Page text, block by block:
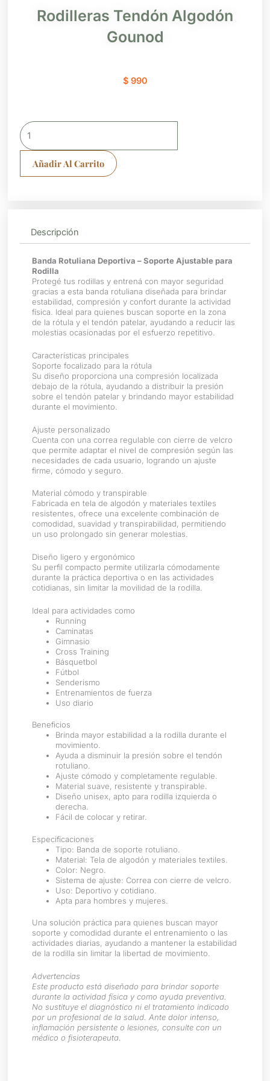
Rodilleras Tendón Algodón
Gounod
$990
Rodilleras
Tendón
Gounod
Añadir Al Carrito
Descripción
Banda Rotuliana Deportiva – Soporte Ajustable para
Rodilla
Protegé tus rodillas y entrená con mayor seguridad
gracias a esta banda rotuliana diseñada para brindar
estabilidad, compresión y confort durante la actividad
física. Ideal para quienes buscan soporte en la zona
de la rótula y el tendón patelar, ayudando a reducir las
molestias ocasionadas por el esfuerzo repetitivo.
Características principales
Soporte focalizado para la rótula
Su diseño proporciona una compresión localizada
debajo de la rótula, ayudando a distribuir la presión
sobre el tendón patelar y brindando mayor estabilidad
durante el movimiento.
Ajuste personalizado
Cuenta con una correa regulable con cierre de velcro
que permite adaptar el nivel de compresión según las
necesidades de cada usuario, logrando un ajuste
firme, cómodo y seguro.
Material cómodo y transpirable
Fabricada en tela de algodón y materiales textiles
resistentes, ofrece una excelente combinación de
comodidad, suavidad y transpirabilidad, permitiendo
un uso prolongado sin generar molestias.
Diseño ligero y ergonómico
Su perfil compacto permite utilizarla cómodamente
durante la práctica deportiva o en las actividades
cotidianas, sin limitar la movilidad de la rodilla.
Ideal para actividades como
Running
Caminatas
Gimnasio
Cross Training
Básquetbol
Fútbol
Senderismo
Entrenamientos de fuerza
Uso diario
Beneficios
Brinda mayor estabilidad a la rodilla durante el
movimiento.
Ayuda a disminuir la presión sobre el tendón
rotuliano.
Ajuste cómodo y completamente regulable.
Material suave, resistente y transpirable.
Diseño unisex, apto para rodilla izquierda o
derecha.
Fácil de colocar y retirar.
Especificaciones
Tipo: Banda de soporte rotuliano.
Material: Tela de algodón y materiales textiles.
Color: Negro.
Sistema de ajuste: Correa con cierre de velcro.
Uso: Deportivo y cotidiano.
Apta para hombres y mujeres.
Una solución práctica para quienes buscan mayor
soporte y comodidad durante el entrenamiento o las
actividades diarias, ayudando a mantener la estabilidad
de la rodilla sin limitar la libertad de movimiento.
Advertencias
Este producto está diseñado para brindar soporte
durante la actividad física y como ayuda preventiva.
No sustituye el diagnóstico ni el tratamiento indicado
por un profesional de la salud. Ante dolor intenso,
inflamación persistente o lesiones, consulte con un
médico o fisioterapeuta.